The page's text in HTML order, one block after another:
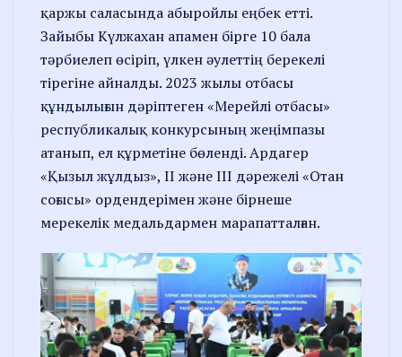
қаржы саласында абыройлы еңбек етті.
Зайыбы Күлжахан апамен бірге 10 бала
тәрбиелеп өсіріп, үлкен әулеттің берекелі
тірегіне айналды. 2023 жылы отбасы
құндылығын дәріптеген «Мерейлі отбасы»
республикалық конкурсының жеңімпазы
атанып, ел құрметіне бөленді. Ардагер
«Қызыл жұлдыз», ІІ және ІІІ дәрежелі «Отан
соғысы» ордендерімен және бірнеше
мерекелік медальдармен марапатталған.